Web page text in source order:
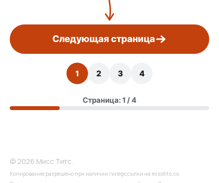
Следующая страница
1 2 3 4
Страница: 1 / 4
© 2026 Мисс Титс.
Копирование разрешено при наличии гиперссылки на misstits.co.